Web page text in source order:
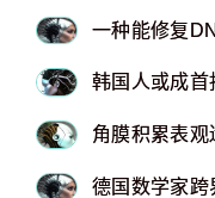
一种能修复
韩国人或成首
角膜积累表
德国数学家